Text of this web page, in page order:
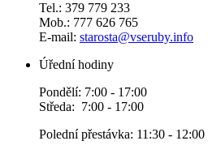
Tel.: 379 779 233
Mob.: 777 626 765
E-mail: starosta@vseruby.info
Úřední hodiny
Pondělí: 7:00 - 17:00
Středa: 7:00 - 17:00
Polední přestávka: 11:30 - 12:00